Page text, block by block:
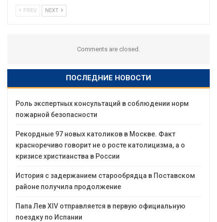
PREV NEXT
Comments are closed.
ПОСЛЕДНИЕ НОВОСТИ
Роль экспертных консультаций в соблюдении норм
пожарной безопасности
Рекордные 97 новых католиков в Москве. Факт
красноречиво говорит не о росте католицизма, а о
кризисе христианства в России
История с задержанием старообрядца в Поставском
районе получила продолжение
Папа Лев XIV отправляется в первую официальную
поездку по Испании